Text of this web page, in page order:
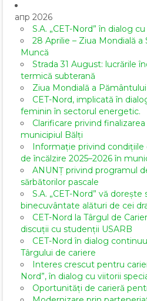
апр 2026
S.A. „CET-Nord” în dialog
28 Aprilie – Ziua Mondială
Muncă
Strada 31 August: lucrările
termică subterană
Ziua Mondială a Pământului
CET-Nord, implicată în
feminin în sectorul energetic.
Clarificare privind
municipiul Bălți
Informație privind condițiile
de încălzire 2025–2026 în
ANUNȚ privind programul
sărbătorilor pascale
S.A. „CET-Nord” vă
binecuvântate alături de cei
CET-Nord la Târgul de
discuții cu studenții USARB
CET-Nord în dialog
Târgului de cariere
Interes crescut pentru
Nord”, în dialog cu viitorii
Oportunități de carieră